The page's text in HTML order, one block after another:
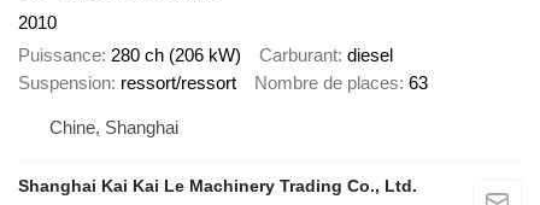
2010
Puissance 280 ch (206 kW) Carburant diesel
Suspension ressort/ressort Nombre de places 63
Chine, Shanghai
Shanghai Kai Kai Le Machinery Trading Co., Ltd.